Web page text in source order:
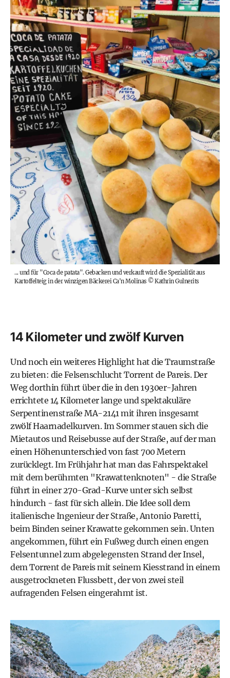
... und für "Coca de patata". Gebacken und verkauft wird die Spezialität aus
Kartoffelteig in der winzigen Bäckerei Ca'n Molinas ©Kathrin Gulnerits
14 Kilometer und zwölf Kurven
Und noch ein weiteres Highlight hat die Traumstraße
zu bieten: die Felsenschlucht Torrent de Pareis. Der
Weg dorthin führt über die in den 1930er-Jahren
errichtete 14 Kilometer lange und spektakuläre
Serpentinenstraße MA-2141 mit ihren insgesamt
zwölf Haarnadelkurven. Im Sommer stauen sich die
Mietautos und Reisebusse auf der Straße, auf der man
einen Höhenunterschied von fast 700 Metern
zurücklegt. Im Frühjahr hat man das Fahrspektakel
mit dem berühmten "Krawattenknoten" - die Straße
führt in einer 270-Grad-Kurve unter sich selbst
hindurch - fast für sich allein. Die Idee soll dem
italienische Ingenieur der Straße, Antonio Paretti,
beim Binden seiner Krawatte gekommen sein. Unten
angekommen, führt ein Fußweg durch einen engen
Felsentunnel zum abgelegensten Strand der Insel,
dem Torrent de Pareis mit seinem Kiesstrand in einem
ausgetrockneten Flussbett, der von zwei steil
aufragenden Felsen eingerahmt ist.